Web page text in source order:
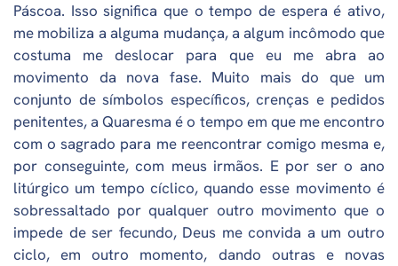
Páscoa. Isso significa que o tempo de espera é ativo,
me mobiliza a alguma mudança, a algum incômodo que
costuma me deslocar para que eu me abra ao
movimento da nova fase. Muito mais do que um
conjunto de símbolos específicos, crenças e pedidos
penitentes, a Quaresma é o tempo em que me encontro
com o sagrado para me reencontrar comigo mesma e,
por conseguinte, com meus irmãos. E por ser o ano
litúrgico um tempo cíclico, quando esse movimento é
sobressaltado por qualquer outro movimento que o
impede de ser fecundo, Deus me convida a um outro
ciclo, em outro momento, dando outras e novas